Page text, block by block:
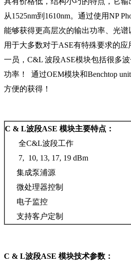
从1525nm到1610nm。通过使用NP
能够获得更高层次的输出功率、光
用于大多数对于ASE有特殊要求的
一员，C&L 波段ASE模块包括很多
功率！ 通过OEM模块和Benchtop
方便的获得！
C & L波段ASE 模块主要特点：
全C&L波段工作
7, 10, 13, 17, 19 dBm
集成泵浦源
微处理器控制
电子监控
支持客户定制
C & L波段ASE 模块技术参数：